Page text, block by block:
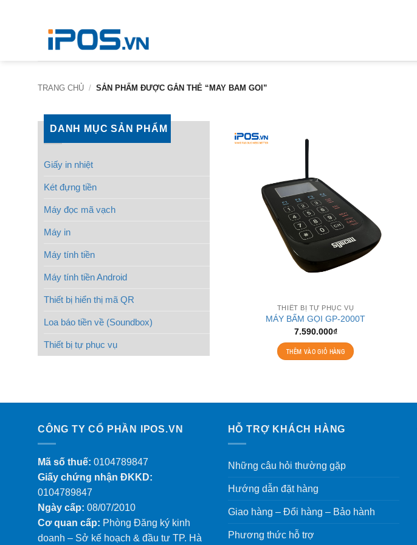
TRANG CHỦ / SẢN PHẨM ĐƯỢC GẮN THẺ “MAY BAM GOI”
DANH MỤC SẢN PHẨM
Giấy in nhiệt
Két đựng tiền
Máy đọc mã vạch
Máy in
Máy tính tiền
Máy tính tiền Android
Thiết bị hiển thị mã QR
Loa báo tiền về (Soundbox)
Thiết bị tự phục vụ
THIẾT BỊ TỰ PHỤC VỤ
MÁY BẤM GỌI GP-2000T
7.590.000₫
THÊM VÀO GIỎ HÀNG
CÔNG TY CỔ PHẦN IPOS.VN
Mã số thuế: 0104789847
Giấy chứng nhận ĐKKD:
0104789847
Ngày cấp: 08/07/2010
Cơ quan cấp: Phòng Đăng ký kinh
doanh – Sở kế hoạch & đầu tư TP. Hà
HỖ TRỢ KHÁCH HÀNG
Những câu hỏi thường gặp
Hướng dẫn đặt hàng
Giao hàng – Đổi hàng – Bảo hành
Phương thức hỗ trợ